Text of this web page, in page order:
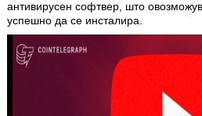
антивирусен софтвер, што
успешно да се инсталира.